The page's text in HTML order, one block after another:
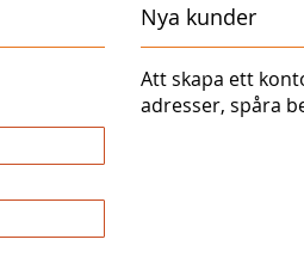
Nya kunder
Att skapa ett
adresser, spåra